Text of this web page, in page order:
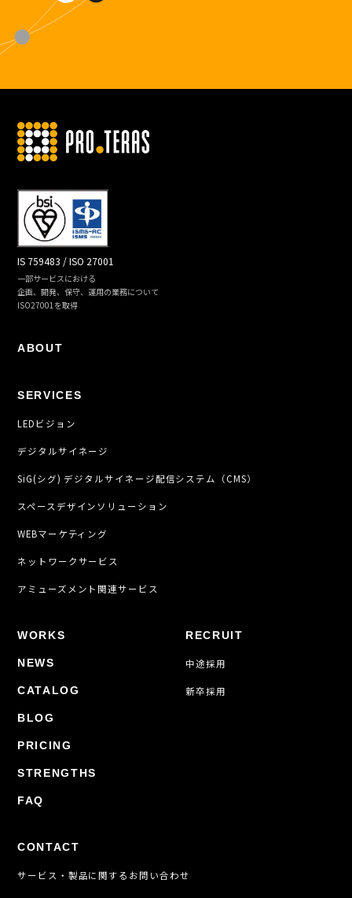
IS 759483 / ISO 27001
一部サービスにおける
企画、開発、保守、運用の業務について
ISO27001を取得
ABOUT
SERVICES
LEDビジョン
デジタルサイネージ
SiG(シグ) デジタルサイネージ配信システム（CMS）
スペースデザインソリューション
WEBマーケティング
ネットワークサービス
アミューズメント関連サービス
WORKS
NEWS
CATALOG
BLOG
PRICING
STRENGTHS
FAQ
RECRUIT
中途採用
新卒採用
CONTACT
サービス・製品に関するお問い合わせ